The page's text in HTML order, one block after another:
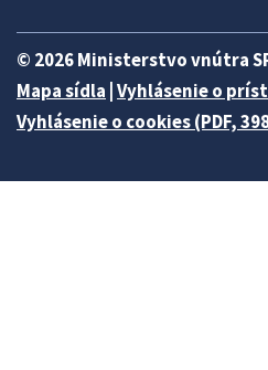
© 2026 Ministerstvo vnútra
Mapa sídla Vyhlásenie o
Vyhlásenie o cookies (PDF,